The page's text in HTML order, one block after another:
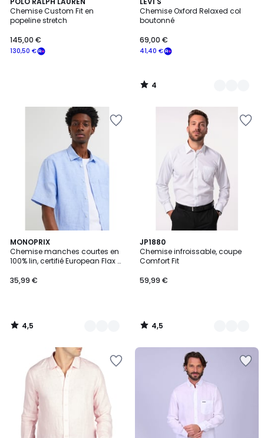
Chemise Custom Fit en
popeline stretch
130,50 €
145,00 €
Chemise Oxford Relaxed col
boutonné
41,40 €
69,00 €
/
5
5
Couleurs
4
/
MONOPRIX
Chemise manches courtes en
100% lin, certifié European Flax et
35,99 €
4,5
/ 5
5
Couleurs
4,5
/
JP1880
Chemise infroissable, coupe
Comfort Fit
59,99 €
4,5
/ 5
7
Couleurs
4,5
/